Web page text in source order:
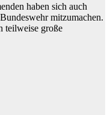
haben sich auch
mitzumachen.
teilweise große